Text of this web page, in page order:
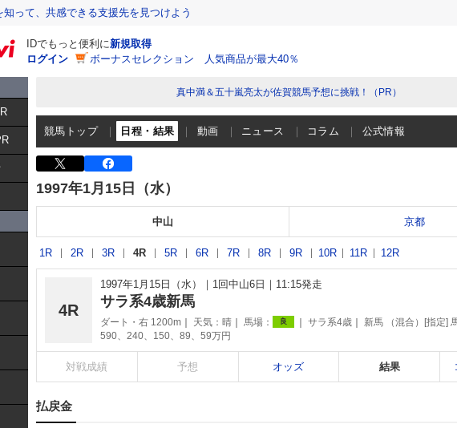
って、共感できる支援先を見つけよう
IDでもっと便利に新規取得
ログイン
ボーナスセレクション 人気商品が最大40％
真中満＆五十嵐亮太が佐賀競馬予想に挑戦！（PR）
競馬トップ 日程・結果 動画 ニュース コラム 公式情報
1997年1月15日（水）
中山 京都
1R 2R 3R 4R 5R 6R 7R 8R 9R 10R 11R 12R
4R
1997年1月15日（水） 1回中山6日 11:15発走
サラ系4歳新馬
ダート・右 1200m 天気： 晴 馬場： 良 サラ系4歳 新馬 （混合）[指定]
590、240、150、89、59万円
対戦成績 予想 オッズ 結果
払戻金